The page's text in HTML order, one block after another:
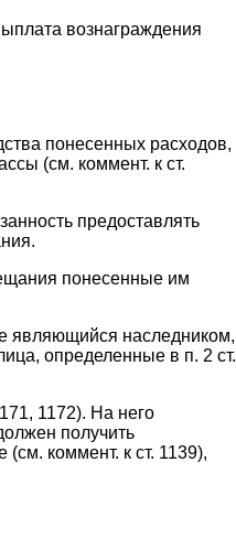
вознаграждения
понесенных расходов,
(см. коммент. к ст.
предоставлять
понесенные им
являющийся наследником,
определенные в п. 2 ст.
1172). На него
получить
коммент. к ст. 1139),